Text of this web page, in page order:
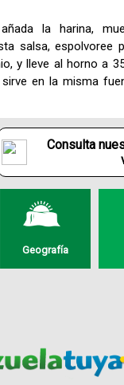
la harina,
salsa, espolvoree
y lleve al horno a
en la misma
Consulta
Geografía